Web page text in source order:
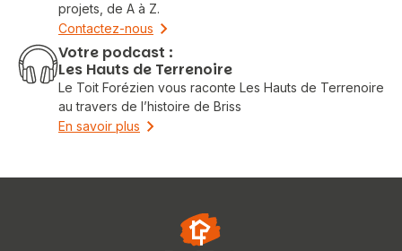
projets, de A à Z.
Contactez-nous
Votre podcast :
Les Hauts de Terrenoire
Le Toit Forézien vous raconte Les Hauts de Terrenoire
au travers de l’histoire de Briss
En savoir plus